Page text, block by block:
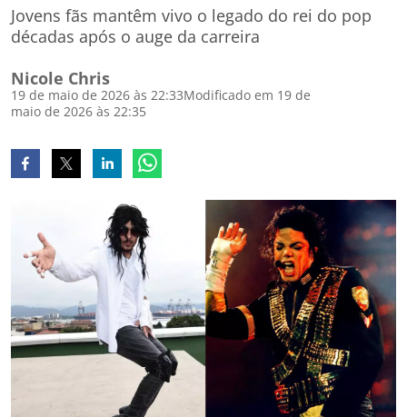
Jovens fãs mantêm vivo o legado do rei do pop
décadas após o auge da carreira
Nicole Chris
19 de maio de 2026 às 22:33Modificado em 19 de
maio de 2026 às 22:35